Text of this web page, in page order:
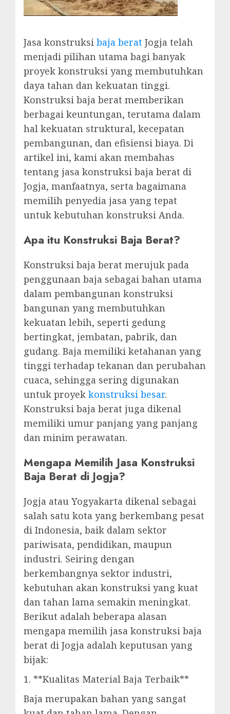
Jasa konstruksi baja berat Jogja telah
menjadi pilihan utama bagi banyak
proyek konstruksi yang membutuhkan
daya tahan dan kekuatan tinggi.
Konstruksi baja berat memberikan
berbagai keuntungan, terutama dalam
hal kekuatan struktural, kecepatan
pembangunan, dan efisiensi biaya. Di
artikel ini, kami akan membahas
tentang jasa konstruksi baja berat di
Jogja, manfaatnya, serta bagaimana
memilih penyedia jasa yang tepat
untuk kebutuhan konstruksi Anda.
Apa itu Konstruksi Baja Berat?
Konstruksi baja berat merujuk pada
penggunaan baja sebagai bahan utama
dalam pembangunan konstruksi
bangunan yang membutuhkan
kekuatan lebih, seperti gedung
bertingkat, jembatan, pabrik, dan
gudang. Baja memiliki ketahanan yang
tinggi terhadap tekanan dan perubahan
cuaca, sehingga sering digunakan
untuk proyek konstruksi besar.
Konstruksi baja berat juga dikenal
memiliki umur panjang yang panjang
dan minim perawatan.
Mengapa Memilih Jasa Konstruksi
Baja Berat di Jogja?
Jogja atau Yogyakarta dikenal sebagai
salah satu kota yang berkembang pesat
di Indonesia, baik dalam sektor
pariwisata, pendidikan, maupun
industri. Seiring dengan
berkembangnya sektor industri,
kebutuhan akan konstruksi yang kuat
dan tahan lama semakin meningkat.
Berikut adalah beberapa alasan
mengapa memilih jasa konstruksi baja
berat di Jogja adalah keputusan yang
bijak:
1. **Kualitas Material Baja Terbaik**
Baja merupakan bahan yang sangat